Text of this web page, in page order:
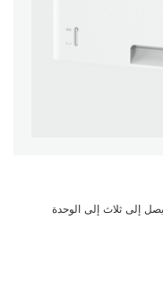
إضافة ما يصل إلى ثلاث إلى الوحدة